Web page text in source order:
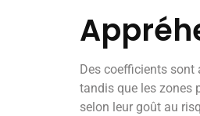
Des coefficients
tandis que les zones
selon leur goût au